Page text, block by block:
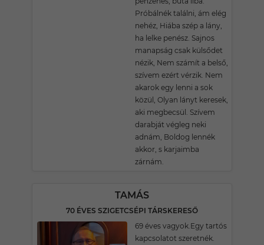
Próbálnék találni, ám elég
nehéz, Hiába szép a lány,
ha lelke penész. Sajnos
manapság csak külsődet
nézik, Nem számít a belső,
szívem ezért vérzik. Nem
akarok egy lenni a sok
közül, Olyan lányt keresek,
aki megbecsül. Szívem
darabját végleg neki
adnám, Boldog lennék
akkor, s karjaimba
zárnám.
TAMÁS
70 ÉVES SZIGETCSÉPI TÁRSKERESŐ
69 éves vagyok.Egy tartós
kapcsolatot szeretnék.